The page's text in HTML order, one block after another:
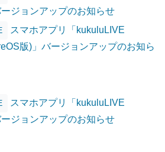
ジョンアップのお知らせ
スマホアプリ「kukuluLIVE
版)」バージョンアップのお知ら
スマホアプリ「kukuluLIVE
ジョンアップのお知らせ